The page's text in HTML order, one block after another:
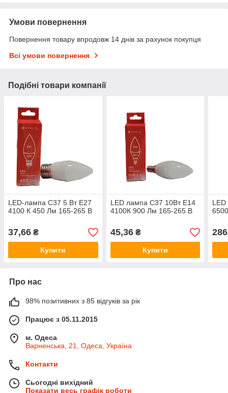
Умови повернення
Повернення товару впродовж 14 днів за рахунок покупця
Всі умови повернення
Подібні товари компанії
LED-лампа С37 5 Вт E27
4100 К 450 Лм 165-265 В
37,66 ₴
Купити
LED лампа С37 10Вт E14
4100К 900 Лм 165-265 В
45,36₴
Купити
Про нас
98% позитивних з 85 відгуків за рік
Працює з 05.11.2015
м. Одеса
Варненська, 21, Одеса, Україна
Контакти
Сьогодні вихідний
Показати весь графік роботи